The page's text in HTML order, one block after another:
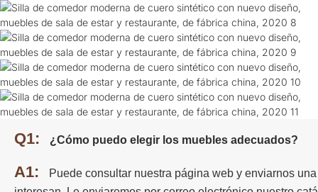
Q1: ¿Cómo puedo elegir los muebles adecuados?
A1:
Puede consultar nuestra página web y enviarnos